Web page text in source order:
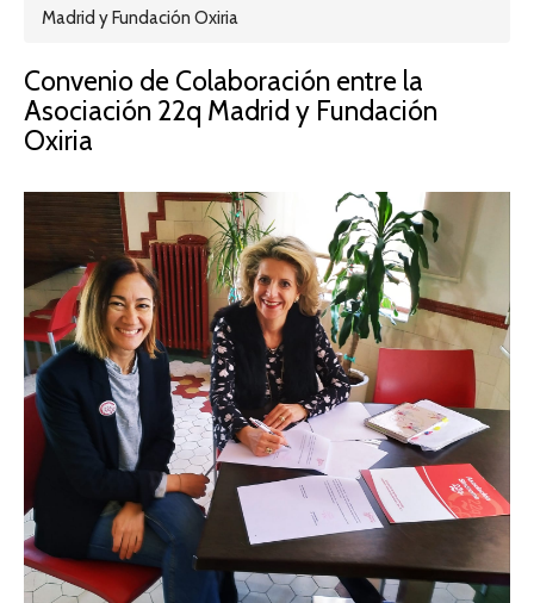
Madrid y Fundación Oxiria
Convenio de Colaboración entre la
Asociación 22q Madrid y Fundación
Oxiria